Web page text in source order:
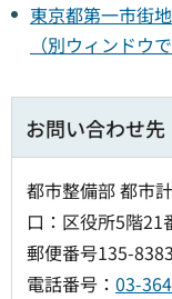
東京都第一市街
（別ウィンドウ
お問い合わせ先
都市整備部 都市
口：区役所5階21
郵便番号135-
電話番号： 03-